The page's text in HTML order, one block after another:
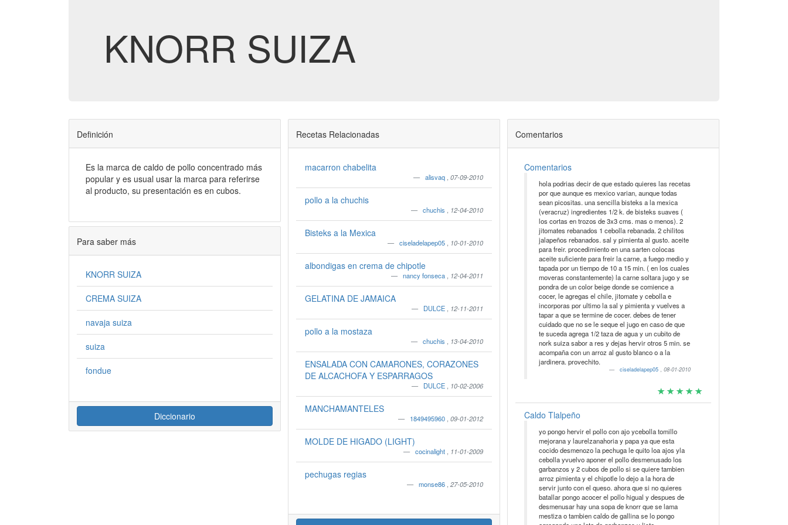
KNORR SUIZA
Definición
Es la marca de caldo de pollo concentrado más
popular y es usual usar la marca para referirse
al producto, su presentación es en cubos.
Para saber más
KNORR SUIZA
CREMA SUIZA
navaja suiza
suiza
fondue
Diccionario
Recetas Relacionadas
macarron chabelita
alisvaq ,07-09-2010
pollo a la chuchis
chuchis 12-04-2010
Bisteks a la Mexica
ciseladelapep05 10-01-2010
albondigas en crema de chipotle
nancy fonseca 12-04-2011
GELATINA DE JAMAICA
DULCE 12-11-2011
pollo a la mostaza
chuchis 13-04-2010
ENSALADA CON CAMARONES, CORAZONES
DE ALCACHOFA Y ESPARRAGOS
DULCE 10-02-2006
MANCHAMANTELES
1849495960 ,09-01-2012
MOLDE DE HIGADO (LIGHT)
cocinalight 11-01-2009
pechugas regias
monse86 ,27-05-2010
Comentarios
Comentarios
hola podrias decir de que estado quieres las recetas
por que aunque es mexico varian, aunque todas
sean picositas. una sencilla bisteks a la mexica
(veracruz) ingredientes 1/2 k. de bisteks suaves (
los cortas en trozos de 3x3 cms. mas o menos). 2
jitomates rebanados 1 cebolla rebanada. 2 chilitos
jalapeños rebanados. sal y pimienta al gusto. aceite
para freir. procedimiento en una sarten colocas
aceite suficiente para freir la carne, a fuego medio y
tapada por un tiempo de 10 a 15 min. ( en los cuales
moveras constantemente) la carne soltara jugo y se
pondra de un color beige donde se comience a
cocer, le agregas el chile, jitomate y cebolla e
incorporas por ultimo la sal y pimienta y vuelves a
tapar a que se termine de cocer. debes de tener
cuidado que no se le seque el jugo en caso de que
te suceda agrega 1/2 taza de agua y un cubito de
nork suiza sabor a res y dejas hervir otros 5 min. se
acompaña con un arroz al gusto blanco o a la
jardinera. provechito.
ciseladelapep05,08-01-2010
Caldo Tlalpeño
yo pongo hervir el pollo con ajo ycebolla tomillo
mejorana y laurelzanahoria y papa ya que esta
cocido desmenozo la pechuga le quito loa ajos yla
cebolla yvuelvo aponer el pollo desmenusado los
garbanzos y 2 cubos de pollo si se quiere tambien
arroz pimienta y el chipotle lo dejo a la hora de
servir junto con el queso. ahora que si no quieres
batallar pongo acocer el pollo higual y despues de
desmenusar hay una sopa de knorr que se lama
mestiza o tambien caldo de gallina se lo pongo